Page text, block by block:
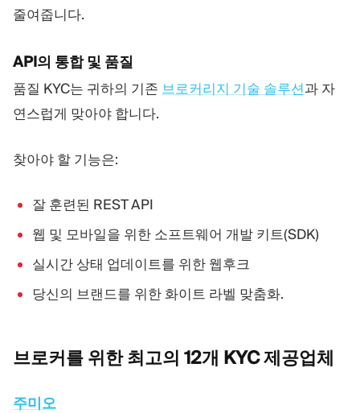
줄여줍니다.
API의 통합 및 품질
품질 KYC는 귀하의 기존 브로커리지 기술 솔루션과 자
연스럽게 맞아야 합니다.
찾아야 할 기능은:
잘 훈련된 REST API
웹 및 모바일을 위한 소프트웨어 개발 키트(SDK)
실시간 상태 업데이트를 위한 웹후크
당신의 브랜드를 위한 화이트 라벨 맞춤화.
브로커를 위한 최고의 12개 KYC제공업체
주미오